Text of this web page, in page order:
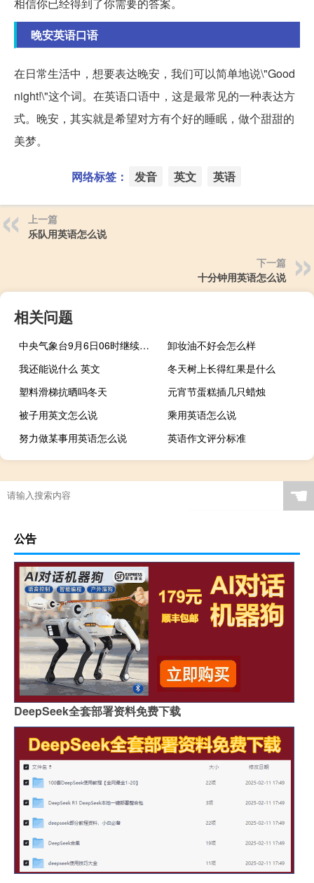
晚安英语口语
在日常生活中，想要表达晚安，我们可以简单地说\"Good
night!\"这个词。在英语口语中，这是最常见的一种表达方
式。晚安，其实就是希望对方有个好的睡眠，做个甜甜的
美梦。
网络标签： 发音 英文 英语
上一篇
乐队用英语怎么说
下一篇
十分钟用英语怎么说
相关问题
中央气象台9月6日06时继续发布暴雨黄色预警
卸妆油不好会怎么样
我还能说什么 英文
冬天树上长得红果是什么
塑料滑梯抗晒吗冬天
元宵节蛋糕插几只蜡烛
被子用英文怎么说
乘用英语怎么说
努力做某事用英语怎么说
英语作文评分标准
☚
公告
DeepSeek全套部署资料免费下载